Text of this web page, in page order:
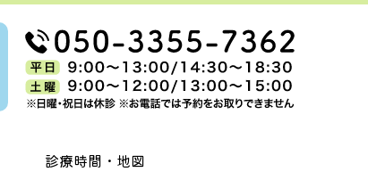
診療時間・地図